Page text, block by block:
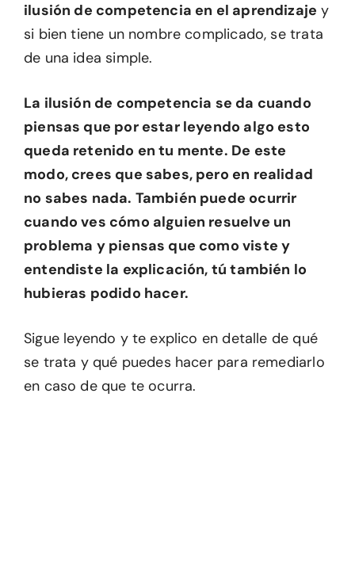
ilusión de competencia en el aprendizaje y
si bien tiene un nombre complicado, se trata
de una idea simple.
La ilusión de competencia se da cuando
piensas que por estar leyendo algo esto
queda retenido en tu mente. De este
modo, crees que sabes, pero en realidad
no sabes nada. También puede ocurrir
cuando ves cómo alguien resuelve un
problema y piensas que como viste y
entendiste la explicación, tú también lo
hubieras podido hacer.
Sigue leyendo y te explico en detalle de qué
se trata y qué puedes hacer para remediarlo
en caso de que te ocurra.